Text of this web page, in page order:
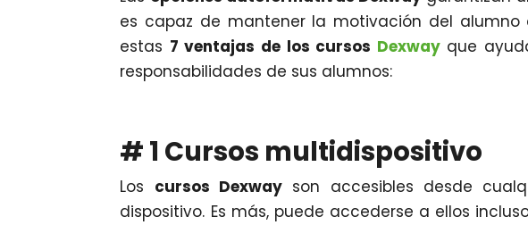
es capaz de mantener la motivación del
estas 7 ventajas de los cursos Dexwayque
responsabilidades de sus alumnos:
# 1 Cursos multidispositivo
Los cursos Dexway son accesibles desde
dispositivo. Es más, puede accederse a ellos